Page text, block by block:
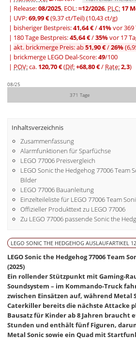
| Release:08/2025, EOL:≈12/2026, PLC: 17
| UVP:69,99 €(9,37 ct/Teil)(10,43 ct/g)
| bisheriger Bestpreis:41,64 €/41%vor 369
| 180 Tage Bestpreis:45,64 €/35%vor 17
| akt. brickmerge Preis: ab51,90 €/26%
| brickmerge LEGO Deal-Score:49/100
| POV:ca. 120,70 €(Dif:+68,80 €/ Rate:2,3)
08/25
371 Tage
Inhaltsverzeichnis
Zusammenfassung
Alarmfunktionen für Sparfüchse
LEGO 77006 Preisvergleich
LEGO Sonic the Hedgehog 77006 Team
Bilder
LEGO 77006 Bauanleitung
Einzelteileliste für LEGO 77006 Team
Offizieller Produkttext zu LEGO 77006
Zu LEGO 77006 passende Sonic the
LEGO SONIC THE HEDGEHOG AUSLAUFARTIKEL
LEGO Sonic the Hedgehog 77006 Team
(2025)
Ein rollender Stützpunkt mit Gaming-
Soundsystem – im Kommando-Truck
zwischen Einsätzen auf, während Metal
Caterkiller bereits die nächste Attacke
Bausatz für Kinder ab 8 Jahren braucht
Stunden und enthält fünf Figuren,
Metal Sonic sowie ein Quad mit